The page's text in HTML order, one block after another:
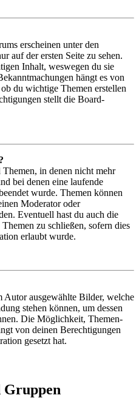
erscheinen unter den
auf der ersten Seite zu sehen.
Inhalt, weswegen du sie
hängt es von
du wichtige Themen erstellen
stellt die Board-
Themen, in denen nicht mehr
bei denen eine laufende
wurde. Themen können
Moderator oder
Eventuell hast du auch die
zu schließen, sofern dies
erlaubt wurde.
Autor ausgewählte Bilder, welche
stehen können, um dessen
Die Möglichkeit, Themen-
von deinen Berechtigungen
gesetzt hat.
Gruppen